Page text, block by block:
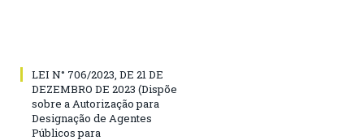
LEI N° 706/2023, DE 21 DE
DEZEMBRO DE 2023 (Dispõe
sobre a Autorização para
Designação de Agentes
Públicos para